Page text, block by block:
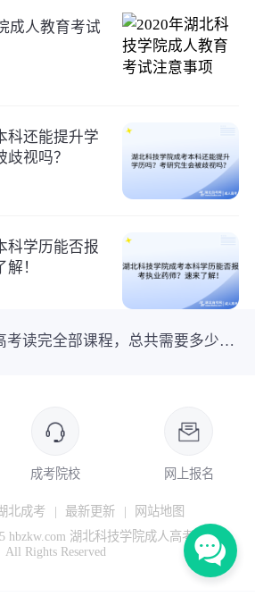
成人教育考试
科还能提升学
视吗？
科学历能否报
！
湖北科技学院成人高考读完全部课程，总共需要多少学费？
成考院校 网上报名
北成考 | 最新更新 |
网站地图
hbzkw.com 湖北科技学院成人高考
All Rights Reserved